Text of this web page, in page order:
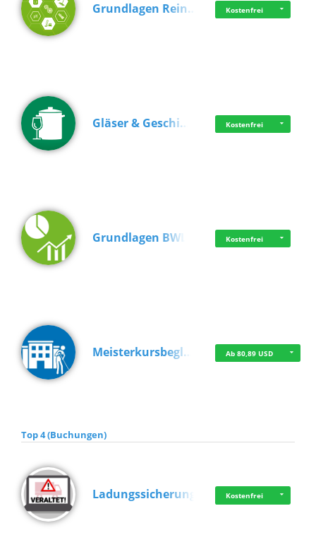
Grundlagen Rein… Kostenfrei
Gläser & Geschi… Kostenfrei
Grundlagen BWL Kostenfrei
Meisterkursbegl… Ab 80,89 USD
Top 4 (Buchungen)
Ladungssicherung Kostenfrei